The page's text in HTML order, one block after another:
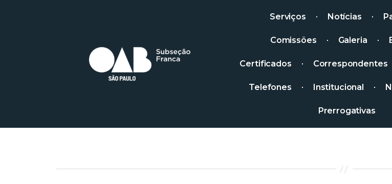
Serviços Notícias
Comissões Galeria
Certificados Correspondentes
Telefones Institucional
Prerrogativas